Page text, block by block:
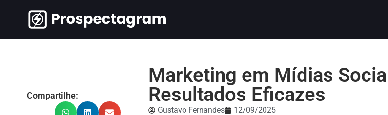
Compartilhe:
Marketing em Mídias
Resultados Eficazes
Gustavo Fernandes
12/09/2025